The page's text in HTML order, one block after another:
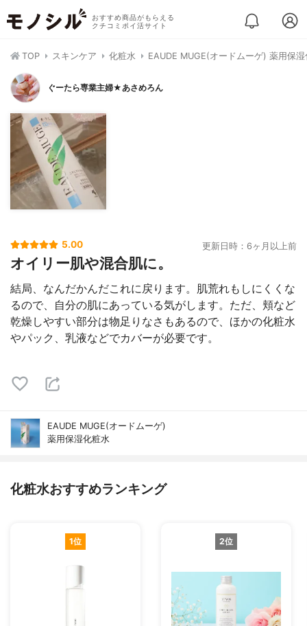
おすすめ商品がもらえる
クチコミポイ活サイト
TOP スキンケア 化粧水 EAUDE MUGE(オードムーゲ) 薬用保
ぐーたら専業主婦★あさめろん
5.00 更新日時：6ヶ月以上前
オイリー肌や混合肌に。
結局、なんだかんだこれに戻ります。肌荒れもしにくくな
るので、自分の肌にあっている気がします。ただ、頬など
乾燥しやすい部分は物足りなさもあるので、ほかの化粧水
やパック、乳液などでカバーが必要です。
EAUDE MUGE(オードムーゲ)
薬用保湿化粧水
化粧水おすすめランキング
1位 2位